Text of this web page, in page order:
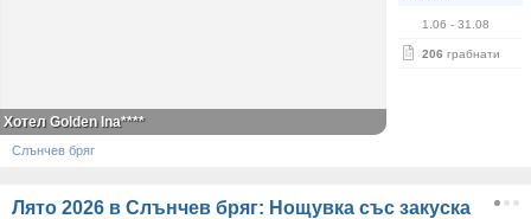
1.06 - 31.08
206 грабнати
Хотел Golden Ina****
Слънчев бряг
Лято 2026 в Слънчев бряг: Нощувка със закуска